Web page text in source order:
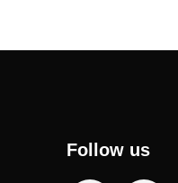
Follow us